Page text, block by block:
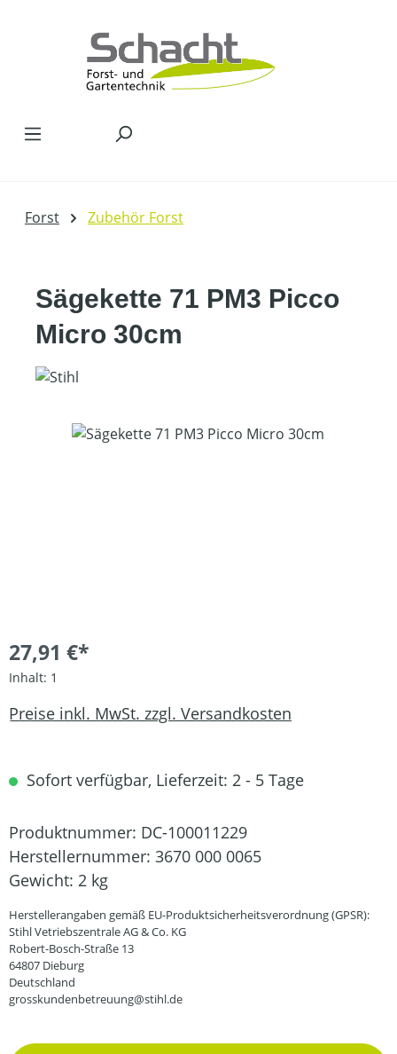
Forst Zubehör Forst
Sägekette 71 PM3 Picco
Micro 30cm
Bildergalerie überspringen
27,91 €*
Inhalt: 1
Preise inkl. MwSt. zzgl. Versandkosten
Sofort verfügbar, Lieferzeit: 2 - 5 Tage
Produktnummer: DC-100011229
Herstellernummer: 3670 000 0065
Gewicht: 2 kg
Herstellerangaben gemäß EU-Produktsicherheitsverordnung (GPSR):
Stihl Vetriebszentrale AG & Co. KG
Robert-Bosch-Straße 13
64807 Dieburg
Deutschland
grosskundenbetreuung@stihl.de